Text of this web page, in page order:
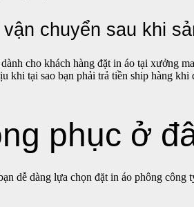
chuyển sau khi
cho khách hàng đặt in áo tại xưởng
khi tại sao bạn phải trả tiền ship hàng
phục ở
dàng lựa chọn đặt in áo phông công